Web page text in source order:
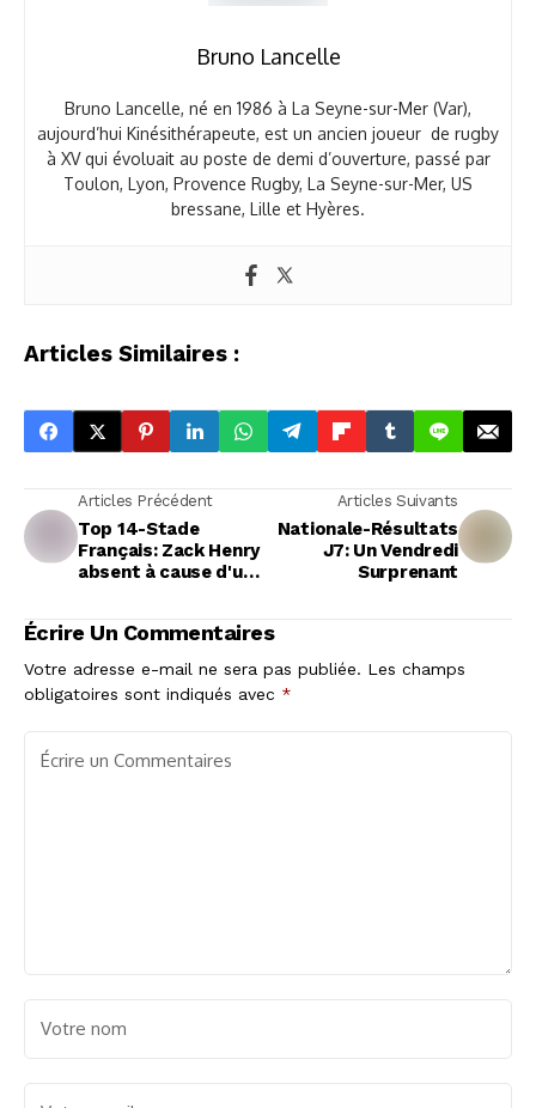
Bruno Lancelle
Bruno Lancelle, né en 1986 à La Seyne-sur-Mer (Var),
aujourd’hui Kinésithérapeute, est un ancien joueur de rugby
à XV qui évoluait au poste de demi d’ouverture, passé par
Toulon, Lyon, Provence Rugby, La Seyne-sur-Mer, US
bressane, Lille et Hyères.
Articles Similaires :
Articles Précédent
Top 14-Stade
Français: Zack Henry
absent à cause d'une
Articles Suivants
Nationale-Résultats
J7: Un Vendredi
Surprenant
Écrire Un Commentaires
Votre adresse e-mail ne sera pas publiée. Les champs
obligatoires sont indiqués avec *